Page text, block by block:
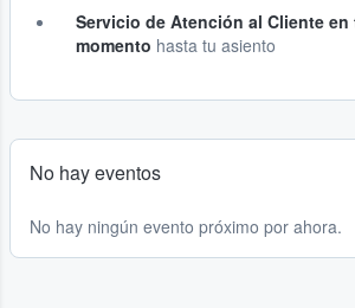
Servicio de Atención al Cliente en
momento hasta tu asiento
No hay eventos
No hay ningún evento próximo por ahora.